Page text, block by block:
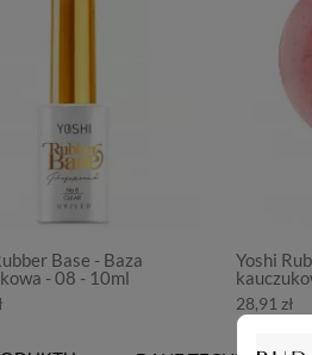
Base - Baza
- 08 - 10ml
Yoshi
28,91 zł